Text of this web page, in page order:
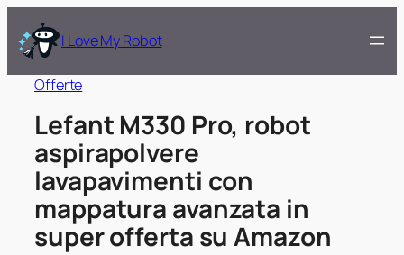
I Love My Robot
Offerte
Lefant M330 Pro, robot
aspirapolvere
lavapavimenti con
mappatura avanzata in
super offerta su Amazon